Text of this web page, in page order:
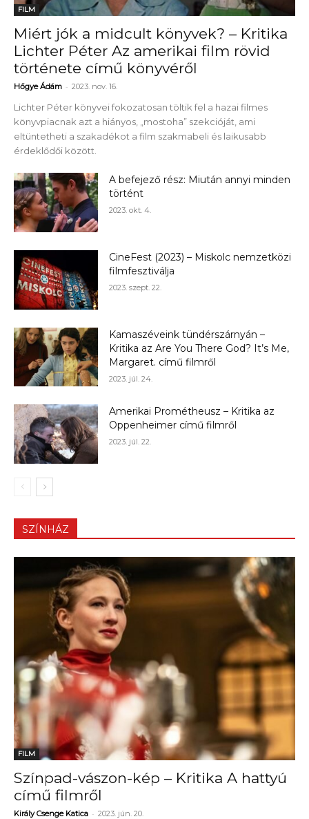
FILM
Miért jók a midcult könyvek? – Kritika
Lichter Péter Az amerikai film rövid
története című könyvéről
Hőgye Ádám - 2023. nov. 16.
Lichter Péter könyvei fokozatosan töltik fel a hazai filmes
könyvpiacnak azt a hiányos, „mostoha” szekcióját, ami
eltüntetheti a szakadékot a film szakmabeli és laikusabb
érdeklődői között.
A befejező rész: Miután annyi minden
történt
2023. okt. 4.
CineFest (2023) – Miskolc nemzetközi
filmfesztiválja
2023. szept. 22.
Kamaszéveink tündérszárnyán –
Kritika az Are You There God? It’s Me,
Margaret. című filmről
2023. júl. 24.
Amerikai Prométheusz – Kritika az
Oppenheimer című filmről
2023. júl. 22.
SZÍNHÁZ
FILM
Színpad-vászon-kép – Kritika A hattyú
című filmről
Király Csenge Katica - 2023. jún. 20.